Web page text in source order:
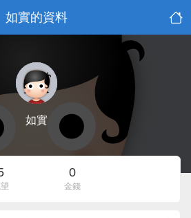
如實的資料
如實
0
金錢